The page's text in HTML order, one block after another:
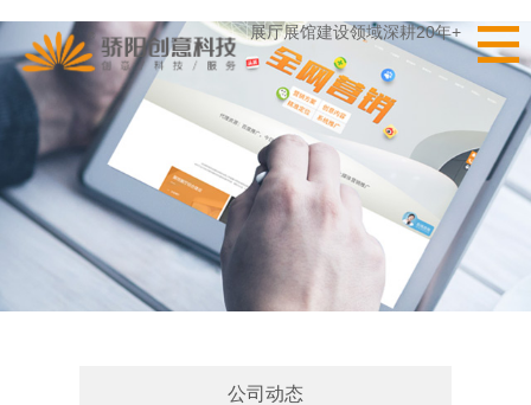
展厅展馆建设领域深耕20年+
公司动态